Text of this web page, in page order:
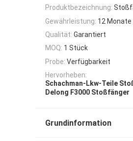
Produktbezeichnung:
Gewährleistung: 12 Monate
Qualität: Garantiert
MOQ: 1 Stück
Probe: Verfügbarkeit
Hervorheben:
Schachman-Lkw-Teile
Delong F3000 Stoßfänger
Grundinformation